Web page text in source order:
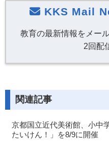
KKS Mail
教育の最新情報をメー
2回配
関連記事
京都国立近代美術館、小中
たいけん！」を8/9に開催